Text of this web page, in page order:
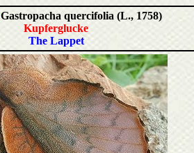
Gastropacha quercifolia (L., 1758)
Kupferglucke
The Lappet